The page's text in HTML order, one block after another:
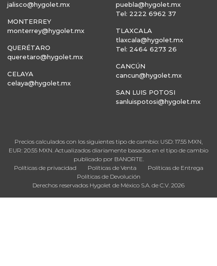
jalisco@hygolet.mx
MONTERREY
monterrey@hygolet.mx
QUERÉTARO
queretaro@hygolet.mx
CELAYA
celaya@hygolet.mx
puebla@hygolet.mx
Tel: 2222 6962 37
TLAXCALA
tlaxcala@hygolet.mx
Tel: 2464 6273 26
CANCÚN
cancun@hygolet.mx
SAN LUIS POTOSI
sanluispotosi@hygolet.mx
Precios calculados con los siguientes tipo de cambio: USD: 17.55 MXN,
EUR: 20.55 MXN. Actualizados diariamente basados en el tipo de cambio
publicado por BANORTE.
Políticas de privacidad
Políticas de Venta
Políticas de Entrega
Políticas de Devolución
Derechos reservados Hygolet de México S.A. de C.V. 2026